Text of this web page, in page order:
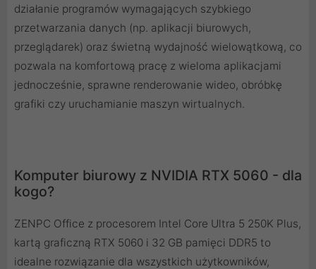
działanie programów wymagających szybkiego
przetwarzania danych (np. aplikacji biurowych,
przeglądarek) oraz świetną wydajność wielowątkową, co
pozwala na komfortową pracę z wieloma aplikacjami
jednocześnie, sprawne renderowanie wideo, obróbkę
grafiki czy uruchamianie maszyn wirtualnych.
Komputer biurowy z NVIDIA RTX 5060 - dla
kogo?
ZENPC Office z procesorem Intel Core Ultra 5 250K Plus,
kartą graficzną RTX 5060 i 32 GB pamięci DDR5 to
idealne rozwiązanie dla wszystkich użytkowników,